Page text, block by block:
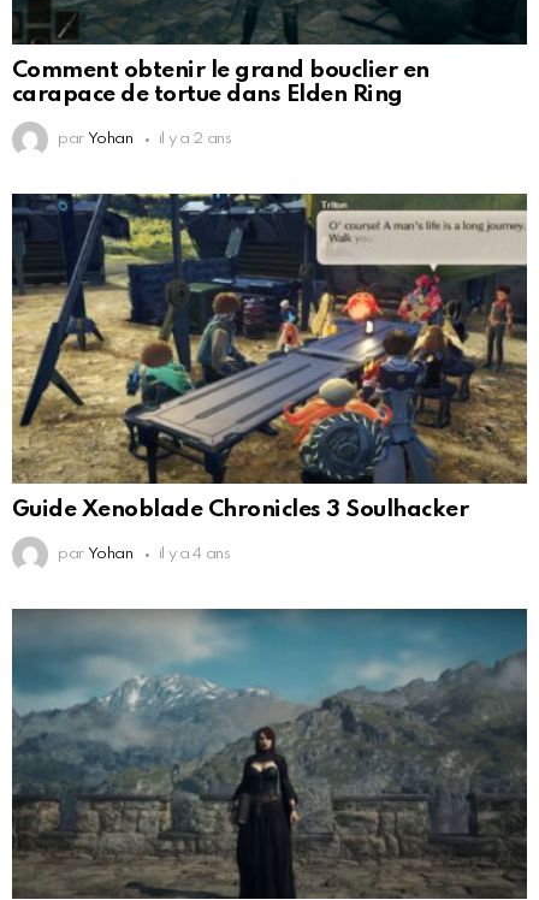
Comment obtenir le grand bouclier en
carapace de tortue dans Elden Ring
par Yohan il y a 2 ans
Guide Xenoblade Chronicles 3 Soulhacker
par Yohan il y a 4 ans